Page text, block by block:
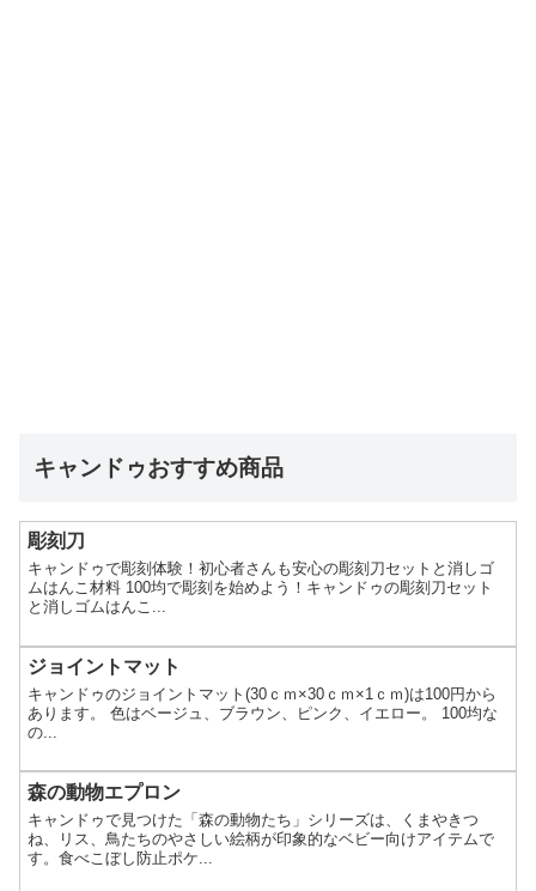
キャンドゥおすすめ商品
彫刻刀
キャンドゥで彫刻体験！初心者さんも安心の彫刻刀セットと消しゴ
ムはんこ材料 100均で彫刻を始めよう！キャンドゥの彫刻刀セット
と消しゴムはんこ...
ジョイントマット
キャンドゥのジョイントマット(30ｃｍ×30ｃｍ×1ｃｍ)は100円から
あります。 色はベージュ、ブラウン、ピンク、イエロー。 100均な
の...
森の動物エプロン
キャンドゥで見つけた「森の動物たち」シリーズは、くまやきつ
ね、リス、鳥たちのやさしい絵柄が印象的なベビー向けアイテムで
す。食べこぼし防止ポケ...